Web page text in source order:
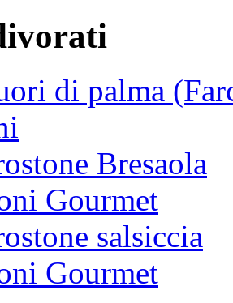
di palma
Bresaola
Gourmet
salsiccia
Gourmet